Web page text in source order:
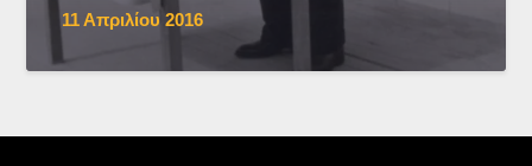
11 Απριλίου 2016